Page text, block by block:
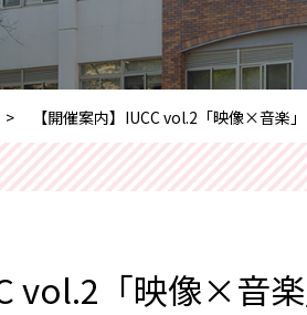
【開催案内】IUCC vol.2「映像×音楽」
vol.2「映像×音